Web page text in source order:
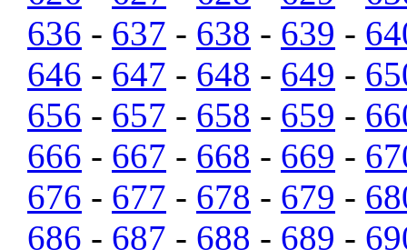
636 - 637 - 638 - 639 -
646 - 647 - 648 - 649 -
656 - 657 - 658 - 659 -
666 - 667 - 668 - 669 -
676 - 677 - 678 - 679 -
686 - 687 - 688 - 689 -